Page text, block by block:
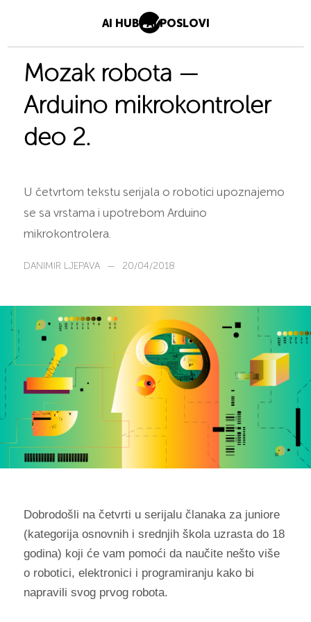
AI HUB AI POSLOVI
Mozak robota —
Arduino mikrokontroler
deo 2.
U četvrtom tekstu serijala o robotici upoznajemo
se sa vrstama i upotrebom Arduino
mikrokontrolera.
DANIMIR LJEPAVA — 20/04/2018
Dobrodošli na četvrti u serijalu članaka za juniore
(kategorija osnovnih i srednjih škola uzrasta do 18
godina) koji će vam pomoći da naučite nešto više
o robotici, elektronici i programiranju kako bi
napravili svog prvog robota.